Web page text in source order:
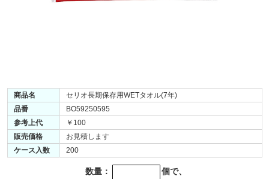
商品名
セリオ長期保存用WETタオル(7年)
品番
BO59250595
参考上代
￥100
販売価格
お見積します
ケース入数
200
数量： 個で、